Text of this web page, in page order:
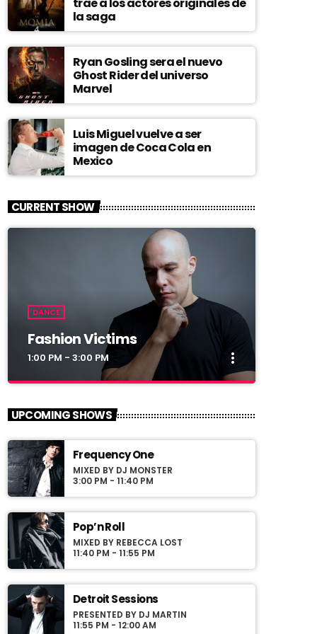
la saga
Ryan Gosling sera el nuevo
Ghost Rider del universo
Marvel
Luis Miguel vuelve a ser
imagen de Coca Cola en
Mexico
CURRENT SHOW
DANCE
Fashion Victims
1:00 PM - 3:00 PM more_vert
Fashion Victims
For every Show page the timetable is
auomatically generated from the schedule,
and you can set automatic carousels of
choosing a category. Curabitur id lacus felis.
Sed justo mauris, auctor eget tellus nec,
pellentesque varius mauris. Sed eu congue
nulla, et tincidunt justo. Aliquam semper
laoreet sodales.
UPCOMING SHOWS
Frequency One
MIXED BY DJ MONSTER
3:00 PM - 11:40 PM
Pop’n Roll
MIXED BY REBECCA LOST
11:40 PM - 11:55 PM
Detroit Sessions
PRESENTED BY DJ MARTIN
11:55 PM - 12:00 AM